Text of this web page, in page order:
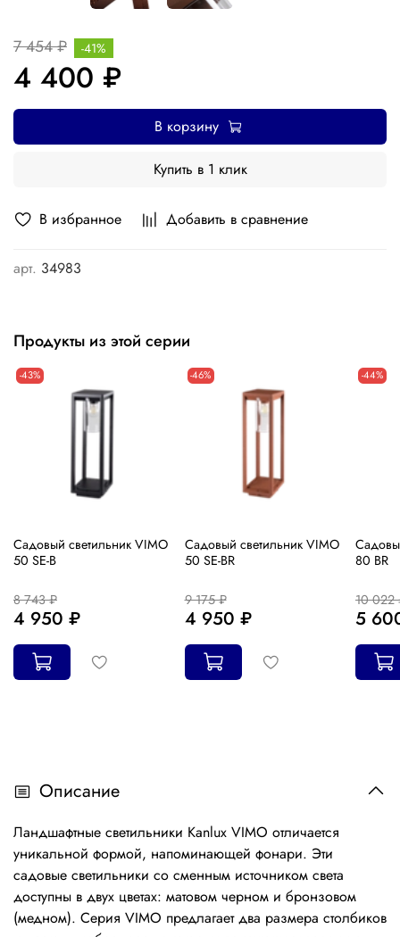
В избранное Добавить в сравнение
арт. 34983
7 454 ₽
4 400 ₽
-41%
В корзину
Купить в 1 клик
Продукты из этой серии
-43%
Садовый светильник VIMO
50 SE-B
8 743 ₽
4 950 ₽
-46%
Садовый светильник VIMO
50 SE-BR
9 175 ₽
4 950 ₽
-44%
80 BR
10 022
5
Описание
Ландшафтные светильники Kanlux VIMO отличается
уникальной формой, напоминающей фонари. Эти
садовые светильники со сменным источником света
доступны в двух цветах: матовом черном и бронзовом
(медном). Серия VIMO предлагает два размера столбиков